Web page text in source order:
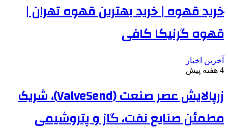
خرید قهوه | خرید بهترین قهوه تهران |
قهوه گرنیکا کافی
آخرین اخبار
4 هفته پیش
زرپالایش عصر صنعت (ValveSend)، شریک
مطمئن صنایع نفت، گاز و پتروشیمی